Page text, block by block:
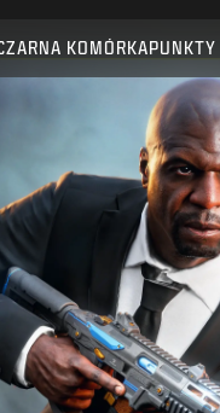
KOMÓRKAPUNKTY
Activision może w
gry, uaktualnić ją lub